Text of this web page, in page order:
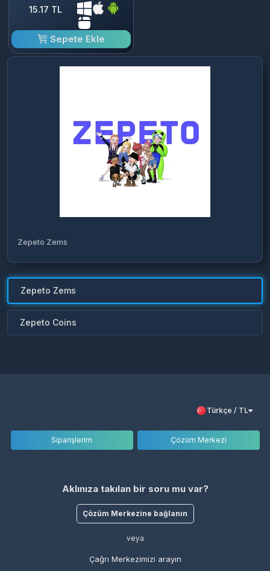
15.17 TL
Sepete Ekle
Zepeto Zems
Zepeto Zems
Zepeto Coins
Türkçe / TL
Siparişlerim Çözüm Merkezi
Aklınıza takılan bir soru mu var?
Çözüm Merkezine bağlanın
veya
Çağrı Merkezimizi arayın